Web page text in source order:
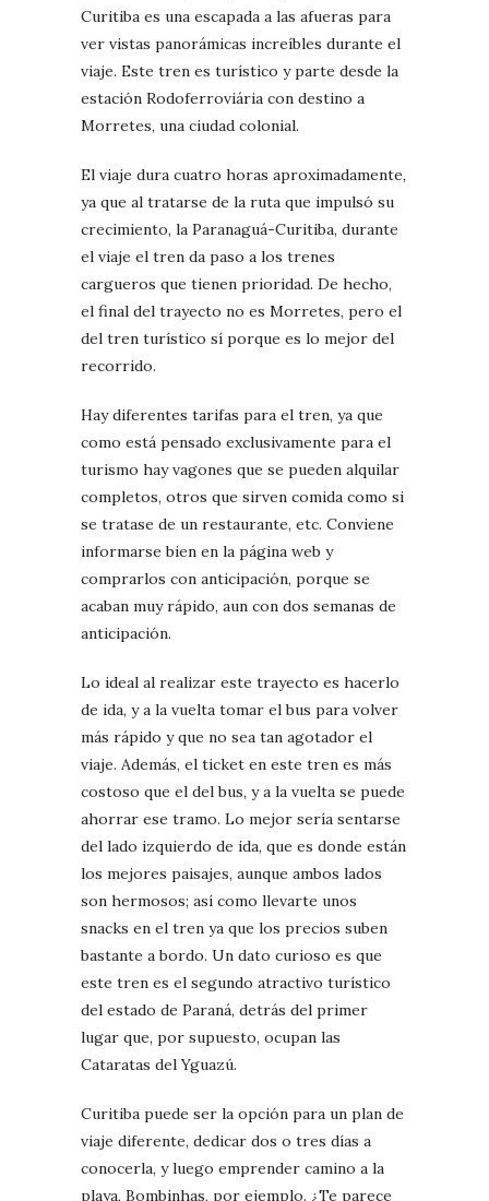
Curitiba es una escapada a las afueras para
ver vistas panorámicas increíbles durante el
viaje. Este tren es turístico y parte desde la
estación Rodoferroviária con destino a
Morretes, una ciudad colonial.
El viaje dura cuatro horas aproximadamente,
ya que al tratarse de la ruta que impulsó su
crecimiento, la Paranaguá-Curitiba, durante
el viaje el tren da paso a los trenes
cargueros que tienen prioridad. De hecho,
el final del trayecto no es Morretes, pero el
del tren turístico sí porque es lo mejor del
recorrido.
Hay diferentes tarifas para el tren, ya que
como está pensado exclusivamente para el
turismo hay vagones que se pueden alquilar
completos, otros que sirven comida como si
se tratase de un restaurante, etc. Conviene
informarse bien en la página web y
comprarlos con anticipación, porque se
acaban muy rápido, aun con dos semanas de
anticipación.
Lo ideal al realizar este trayecto es hacerlo
de ida, y a la vuelta tomar el bus para volver
más rápido y que no sea tan agotador el
viaje. Además, el ticket en este tren es más
costoso que el del bus, y a la vuelta se puede
ahorrar ese tramo. Lo mejor sería sentarse
del lado izquierdo de ida, que es donde están
los mejores paisajes, aunque ambos lados
son hermosos; así como llevarte unos
snacks en el tren ya que los precios suben
bastante a bordo. Un dato curioso es que
este tren es el segundo atractivo turístico
del estado de Paraná, detrás del primer
lugar que, por supuesto, ocupan las
Cataratas del Yguazú.
Curitiba puede ser la opción para un plan de
viaje diferente, dedicar dos o tres días a
conocerla, y luego emprender camino a la
playa, Bombinhas, por ejemplo. ¿Te parece